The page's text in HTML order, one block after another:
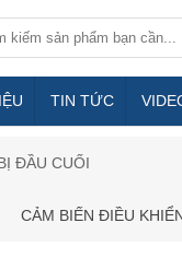
TIN TỨC
ĐẦU CUỐI
CẢM BIẾN ĐIỀU